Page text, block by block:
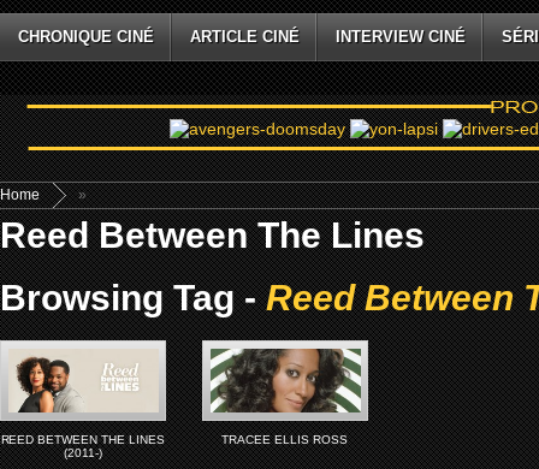
CHRONIQUE CINÉ ARTICLE CINÉ INTERVIEW CINÉ
Home »
Reed Between The Lines
Browsing Tag -Reed Between
REED BETWEEN THE LINES
(2011-)
TRACEE ELLIS ROSS